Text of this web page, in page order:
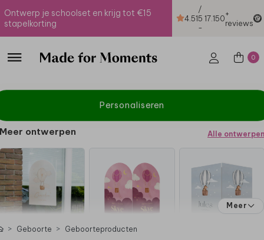
Ontwerp je schoolset en krijg tot €15
stapelkorting
4.51
/
5
-
17.150+
reviews
0
Personaliseren
Meer ontwerpen Alle ontwerpen
Meer
Geboorte Geboorteproducten